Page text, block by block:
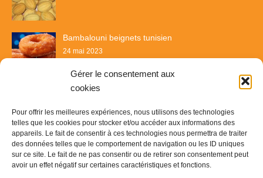
Gérer le consentement aux
cookies
Pour offrir les meilleures expériences, nous utilisons des technologies
telles que les cookies pour stocker et/ou accéder aux informations des
appareils. Le fait de consentir à ces technologies nous permettra de traiter
des données telles que le comportement de navigation ou les ID uniques
sur ce site. Le fait de ne pas consentir ou de retirer son consentement peut
avoir un effet négatif sur certaines caractéristiques et fonctions.
Bambalouni beignets tunisien
24 mai 2023